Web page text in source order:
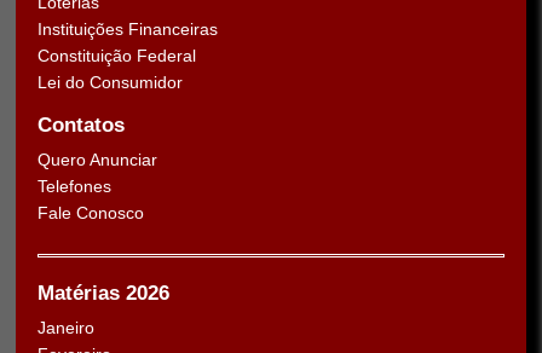
Instituições Financeiras
Constituição Federal
Lei do Consumidor
Contatos
Quero Anunciar
Telefones
Fale Conosco
Matérias 2026
Janeiro